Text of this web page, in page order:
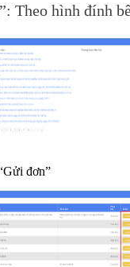
Theo hình đính
đơn”